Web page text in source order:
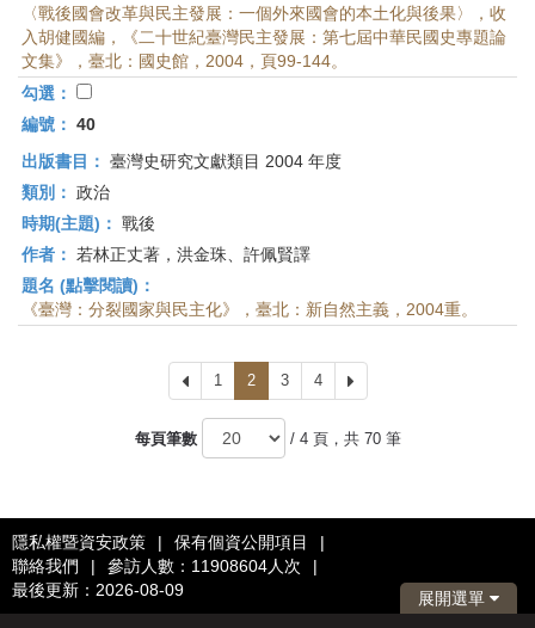
〈戰後國會改革與民主發展：一個外來國會的本土化與後果〉，收
入胡健國編，《二十世紀臺灣民主發展：第七屆中華民國史專題論
文集》，臺北：國史館，2004，頁99-144。
勾選：
編號： 40
出版書目： 臺灣史研究文獻類目 2004 年度
類別： 政治
時期(主題)： 戰後
作者： 若林正丈著，洪金珠、許佩賢譯
題名 (點擊閱讀)：
《臺灣：分裂國家與民主化》，臺北：新自然主義，2004重。
上
一
頁
1 2 3 4
下
一
每頁筆數
/ 4 頁，共 70 筆
隱私權暨資安政策 | 保有個資公開項目
|
聯絡我們
| 參訪人數：11908604人次
|
最後更新：2026-08-09
展開選單